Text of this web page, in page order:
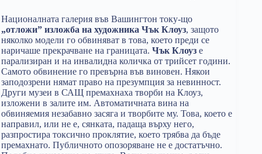
Националната галерия във Вашингтон току-що
„отложи” изложба на художника Чък Клоуз, защото
няколко модели го обвиняват в това, което преди се
наричаше прекрачване на границата. Чък Клоуз е
парализиран и на инвалидна количка от трийсет години.
Самото обвинение го превърна във виновен. Някои
заподозрени нямат право на презумпция за невинност.
Други музеи в САЩ премахнаха творби на Клоуз,
изложени в залите им. Автоматичната вина на
обвиняемия незабавно засяга и творбите му. Това, което е
направил, или не е, сянката, падаща върху него,
разпростира токсично проклятие, което трябва да бъде
премахнато. Публичното опозоряване не е достатъчно.